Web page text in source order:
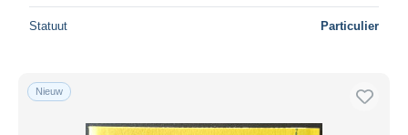
Statuut Particulier
Nieuw